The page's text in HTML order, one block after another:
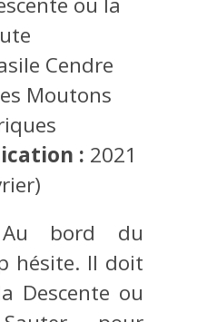
Cendre
Moutons
: 2021
Au bord du
hésite. Il doit
Descente ou